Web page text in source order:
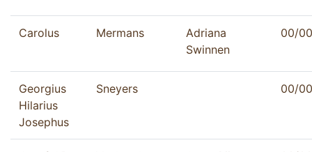
Carolus Mermans
Adriana
Swinnen
00/
Georgius
Hilarius
Josephus
Sneyers 00/